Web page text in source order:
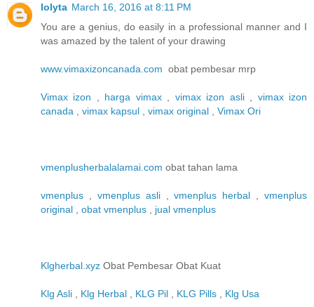
lolyta March 16, 2016 at 8:11 PM
You are a genius, do easily in a professional manner and I
was amazed by the talent of your drawing
www.vimaxizoncanada.com obat pembesar mrp
Vimax izon harga vimax, vimax izon asli, vimax izon
canada
vimax kapsul vimax original Vimax Ori
vmenplusherbalalamai.com obat tahan lama
vmenplus vmenplus asli,vmenplus herbal
vmenplus
original
obat vmenplus jual vmenplus
Klgherbal.xyz Obat Pembesar Obat Kuat
Klg Asli Klg Herbal KLG Pil KLG Pills Klg Usa